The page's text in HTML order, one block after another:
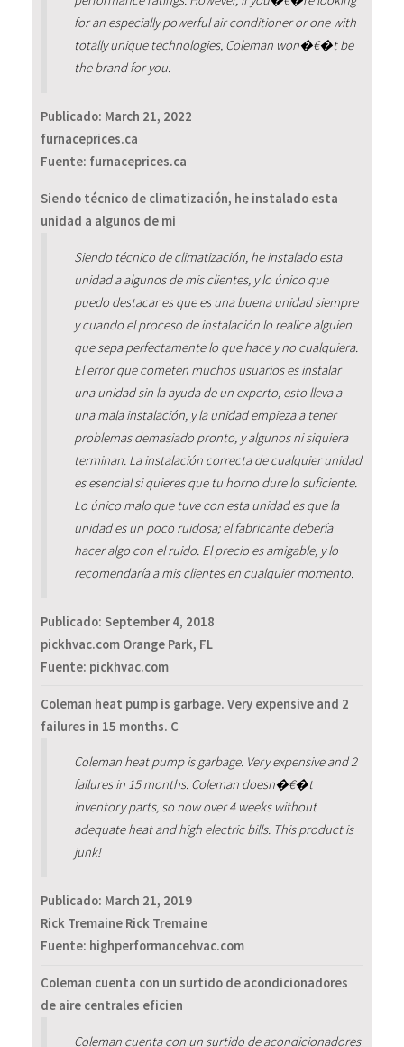
for an especially powerful air conditioner or one with
totally unique technologies, Coleman won�€�t be
the brand for you.
Publicado: March 21, 2022
furnaceprices.ca
Fuente: furnaceprices.ca
Siendo técnico de climatización, he instalado esta
unidad a algunos de mi
Siendo técnico de climatización, he instalado esta
unidad a algunos de mis clientes, y lo único que
puedo destacar es que es una buena unidad siempre
y cuando el proceso de instalación lo realice alguien
que sepa perfectamente lo que hace y no cualquiera.
El error que cometen muchos usuarios es instalar
una unidad sin la ayuda de un experto, esto lleva a
una mala instalación, y la unidad empieza a tener
problemas demasiado pronto, y algunos ni siquiera
terminan. La instalación correcta de cualquier unidad
es esencial si quieres que tu horno dure lo suficiente.
Lo único malo que tuve con esta unidad es que la
unidad es un poco ruidosa; el fabricante debería
hacer algo con el ruido. El precio es amigable, y lo
recomendaría a mis clientes en cualquier momento.
Publicado: September 4, 2018
pickhvac.com Orange Park, FL
Fuente: pickhvac.com
Coleman heat pump is garbage. Very expensive and 2
failures in 15 months. C
Coleman heat pump is garbage. Very expensive and 2
failures in 15 months. Coleman doesn�€�t
inventory parts, so now over 4 weeks without
adequate heat and high electric bills. This product is
junk!
Publicado: March 21, 2019
Rick Tremaine Rick Tremaine
Fuente: highperformancehvac.com
Coleman cuenta con un surtido de acondicionadores
de aire centrales eficien
Coleman cuenta con un surtido de acondicionadores